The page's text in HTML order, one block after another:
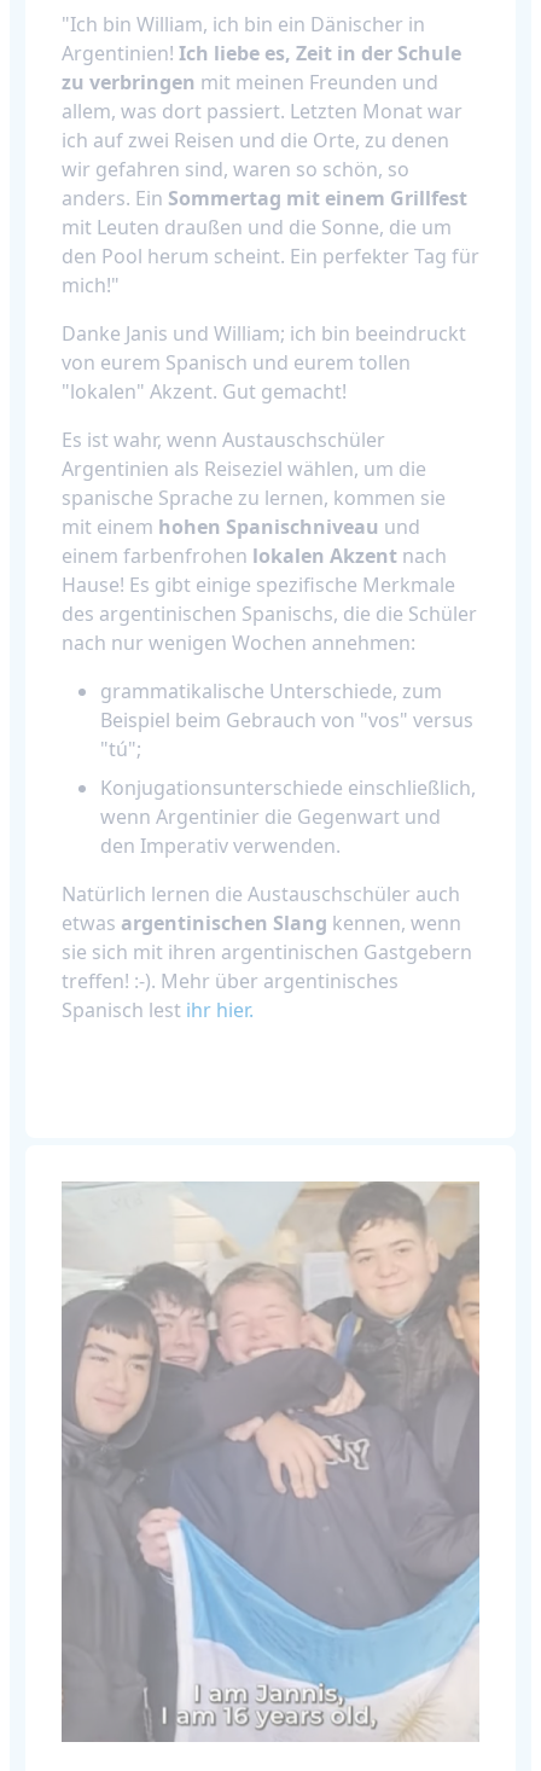
"Ich bin William, ich bin ein Dänischer in
Argentinien! Ich liebe es, Zeit in der Schule
zu verbringen mit meinen Freunden und
allem, was dort passiert. Letzten Monat war
ich auf zwei Reisen und die Orte, zu denen
wir gefahren sind, waren so schön, so
anders. Ein Sommertag mit einem Grillfest
mit Leuten draußen und die Sonne, die um
den Pool herum scheint. Ein perfekter Tag für
mich!"
Danke Janis und William; ich bin beeindruckt
von eurem Spanisch und eurem tollen
"lokalen" Akzent. Gut gemacht!
Es ist wahr, wenn Austauschschüler
Argentinien als Reiseziel wählen, um die
spanische Sprache zu lernen, kommen sie
mit einem hohen Spanischniveau und
einem farbenfrohen lokalen Akzent nach
Hause! Es gibt einige spezifische Merkmale
des argentinischen Spanischs, die die Schüler
nach nur wenigen Wochen annehmen:
grammatikalische Unterschiede, zum
Beispiel beim Gebrauch von "vos" versus
"tú";
Konjugationsunterschiede einschließlich,
wenn Argentinier die Gegenwart und
den Imperativ verwenden.
Natürlich lernen die Austauschschüler auch
etwas argentinischen Slang kennen, wenn
sie sich mit ihren argentinischen Gastgebern
treffen! :-). Mehr über argentinisches
Spanisch lest ihr hier.